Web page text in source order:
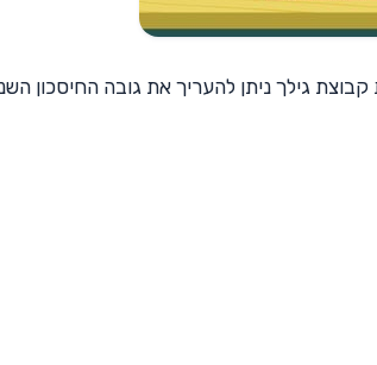
קבוצת גילך ניתן להעריך את גובה החיסכון